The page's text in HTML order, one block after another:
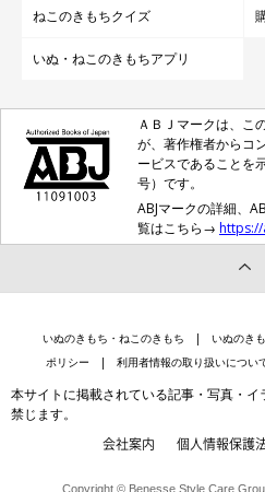
ねこのきもちクイズ
いぬ・ねこのきもちアプリ
ＡＢＪマークは、こ
が、著作権者からコ
ービスであることを
号）です。
ABJマークの詳細、
覧はこちら→
いぬのきもち・ねこのきもち いぬのき
ポリシー
利用者情報の取り扱いについ
本サイトに掲載されている記事・写真・
禁じます。
会社案内 個人情報保護
Copyright © Benesse Style Care